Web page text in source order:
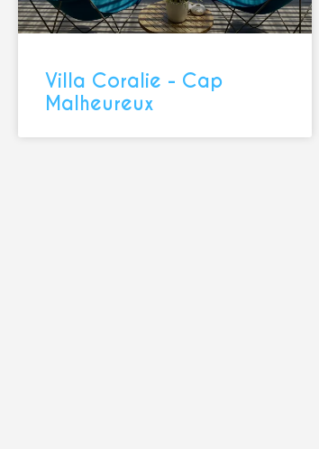
Villa Coralie - Cap
Malheureux